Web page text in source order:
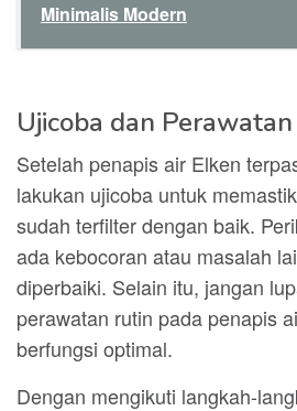
Minimalis Modern
Ujicoba dan
Setelah penapis air Elken
lakukan ujicoba untuk
sudah terfilter dengan baik.
ada kebocoran atau masalah
diperbaiki. Selain itu, jangan
perawatan rutin pada penapis
berfungsi optimal.
Dengan mengikuti langkah-